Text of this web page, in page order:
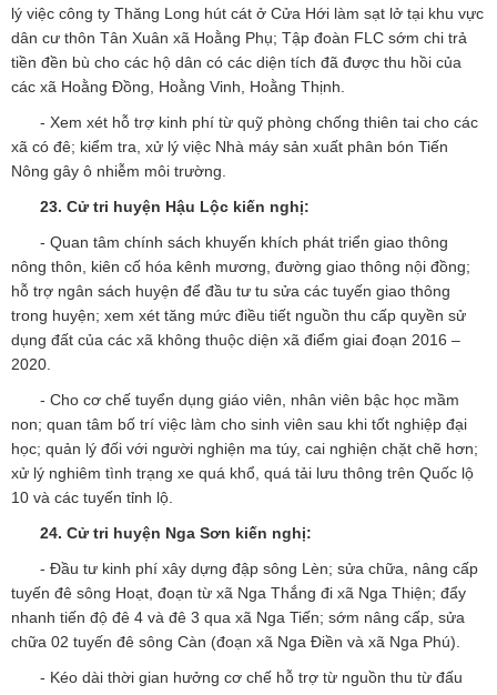
lý việc công ty Thăng Long hút cát ở Cửa Hới làm sạt lở tại khu vực
dân cư thôn Tân Xuân xã Hoằng Phụ; Tập đoàn FLC sớm chi trả
tiền đền bù cho các hộ dân có các diện tích đã được thu hồi của
các xã Hoằng Đồng, Hoằng Vinh, Hoằng Thịnh.
- Xem xét hỗ trợ kinh phí từ quỹ phòng chống thiên tai cho các
xã có đê; kiểm tra, xử lý việc Nhà máy sản xuất phân bón Tiến
Nông gây ô nhiễm môi trường.
23. Cử tri huyện Hậu Lộc kiến nghị:
- Quan tâm chính sách khuyến khích phát triển giao thông
nông thôn, kiên cố hóa kênh mương, đường giao thông nội đồng;
hỗ trợ ngân sách huyện để đầu tư tu sửa các tuyến giao thông
trong huyện; xem xét tăng mức điều tiết nguồn thu cấp quyền sử
dụng đất của các xã không thuộc diện xã điểm giai đoạn 2016 –
2020.
- Cho cơ chế tuyển dụng giáo viên, nhân viên bậc học mầm
non; quan tâm bố trí việc làm cho sinh viên sau khi tốt nghiệp đại
học; quản lý đối với người nghiện ma túy, cai nghiện chặt chẽ hơn;
xử lý nghiêm tình trạng xe quá khổ, quá tải lưu thông trên Quốc lộ
10 và các tuyến tỉnh lộ.
24. Cử tri huyện Nga Sơn kiến nghị:
- Đầu tư kinh phí xây dựng đập sông Lèn; sửa chữa, nâng cấp
tuyến đê sông Hoạt, đoạn từ xã Nga Thắng đi xã Nga Thiện; đẩy
nhanh tiến độ đê 4 và đê 3 qua xã Nga Tiến; sớm nâng cấp, sửa
chữa 02 tuyến đê sông Càn (đoạn xã Nga Điền và xã Nga Phú).
- Kéo dài thời gian hưởng cơ chế hỗ trợ từ nguồn thu từ đấu